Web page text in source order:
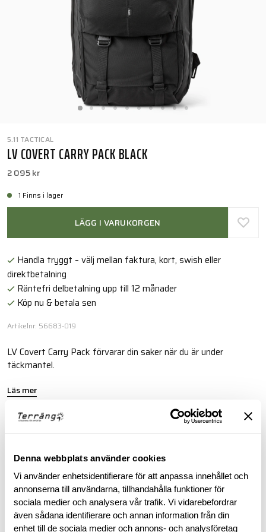
Denna webbplats använder cookies
Vi använder enhetsidentifierare för att anpassa innehållet och
annonserna till användarna, tillhandahålla funktioner för
sociala medier och analysera vår trafik. Vi vidarebefordrar
även sådana identifierare och annan information från din
enhet till de sociala medier och annons- och analysföretag
5.11 TACTICAL
LV COVERT CARRY PACK BLACK
2 095 kr
1 Finns i lager
LÄGG I VARUKORGEN
Handla tryggt – välj mellan faktura, kort, swish eller
direktbetalning
Räntefri delbetalning upp till 12 månader
Köp nu & betala sen
Artikelnr: 56683-019
LV Covert Carry Pack förvarar din saker när du är under
täckmantel.
Läs mer
RECENSIONER
OM VARUMÄRKET